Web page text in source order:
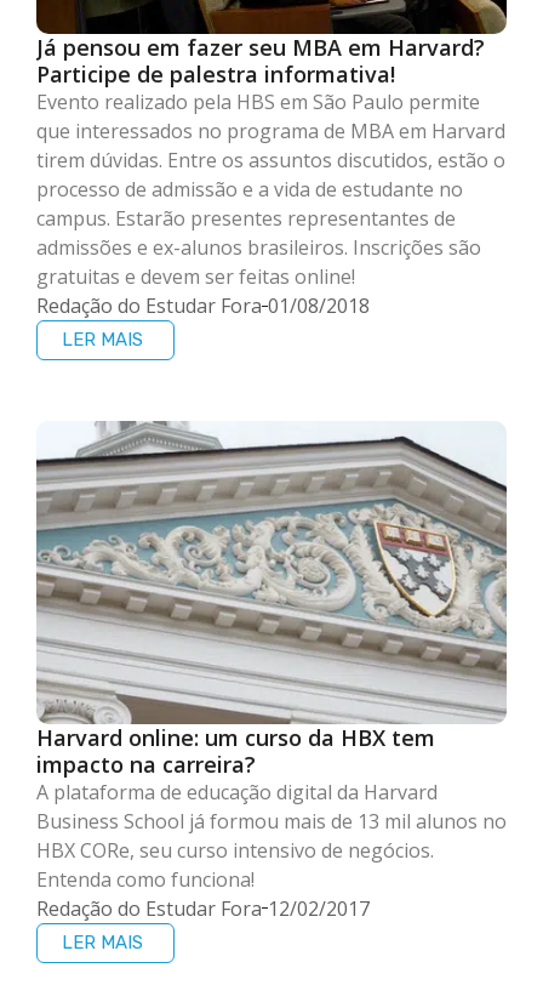
Já pensou em fazer seu MBA em Harvard?
Participe de palestra informativa!
Evento realizado pela HBS em São Paulo permite
que interessados no programa de MBA em Harvard
tirem dúvidas. Entre os assuntos discutidos, estão o
processo de admissão e a vida de estudante no
campus. Estarão presentes representantes de
admissões e ex-alunos brasileiros. Inscrições são
gratuitas e devem ser feitas online!
Redação do Estudar Fora 01/08/2018
LER MAIS
Harvard online: um curso da HBX tem
impacto na carreira?
A plataforma de educação digital da Harvard
Business School já formou mais de 13 mil alunos no
HBX CORe, seu curso intensivo de negócios.
Entenda como funciona!
Redação do Estudar Fora 12/02/2017
LER MAIS